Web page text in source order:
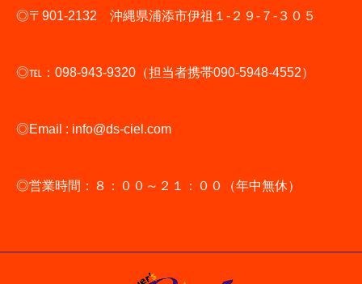
◎〒901-2132 沖縄県浦添市伊祖１-２９-７-３０５
◎℡：098-943-9320（担当者携帯090-5948-4552）
◎Email : info@ds-ciel.com
◎営業時間：８：００～２１：００（年中無休）